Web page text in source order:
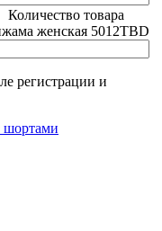
Количество товара
женская 5012TBD
регистрации и